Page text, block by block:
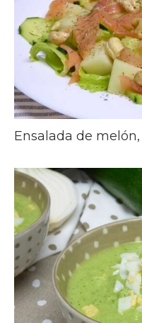
Ensalada de